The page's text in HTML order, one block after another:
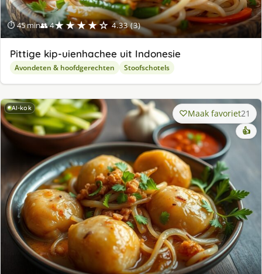
⏱ 45 min👥 4★★★★☆ 4.33 (3)
Pittige kip-uienhachee uit Indonesie
Avondeten & hoofdgerechten Stoofschotels
AI-kok Maak favoriet21
👍